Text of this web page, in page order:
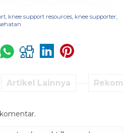
, knee support resources, knee supporter,
Artikel Lainnya